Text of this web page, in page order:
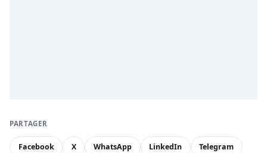
PARTAGER
Facebook X WhatsApp LinkedIn Telegram